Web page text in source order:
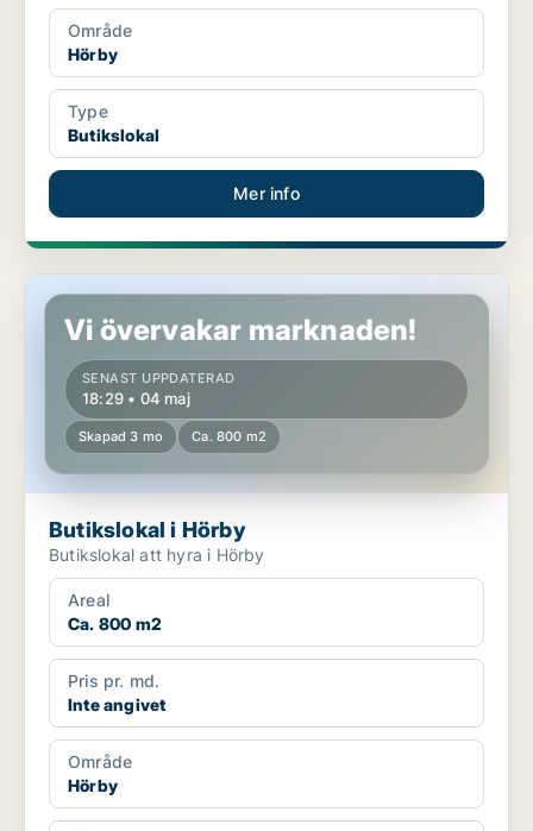
Område
Hörby
Type
Butikslokal
Mer info
Butikslokal i Hörby
Vi övervakar marknaden!
SENAST UPPDATERAD
18:29 • 04 maj
Skapad 3 mo Ca. 800 m2
Butikslokal i Hörby
Butikslokal att hyra i Hörby
Areal
Ca. 800 m2
Pris pr. md.
Inte angivet
Område
Hörby